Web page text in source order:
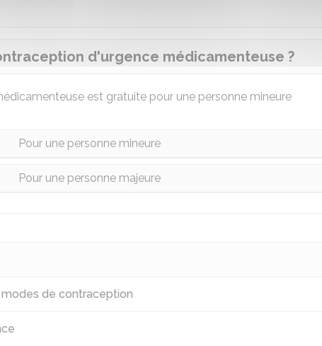
d'urgence médicamenteuse ?
est gratuite pour une personne mineure
Pour une personne mineure
Pour une personne majeure
de contraception